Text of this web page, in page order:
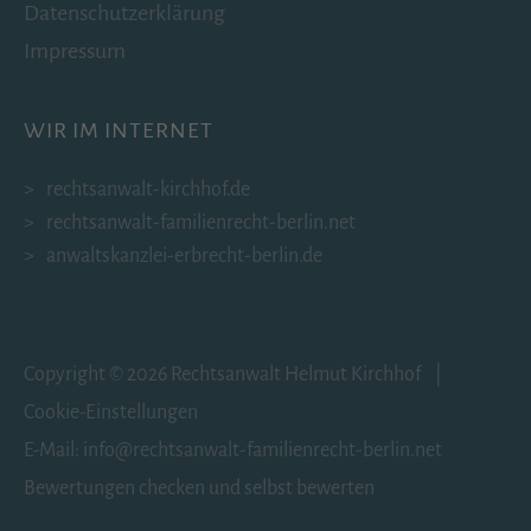
Datenschutzerklärung
Impressum
WIR IM INTERNET
rechtsanwalt-kirchhof.de
rechtsanwalt-familienrecht-berlin.net
anwaltskanzlei-erbrecht-berlin.de
Copyright © 2026 Rechtsanwalt Helmut Kirchhof |
Cookie-Einstellungen
E-Mail:
info@rechtsanwalt-familienrecht-berlin.net
Bewertungen checken und selbst bewerten